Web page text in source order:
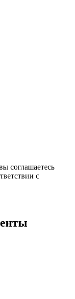
соглашаетесь
с